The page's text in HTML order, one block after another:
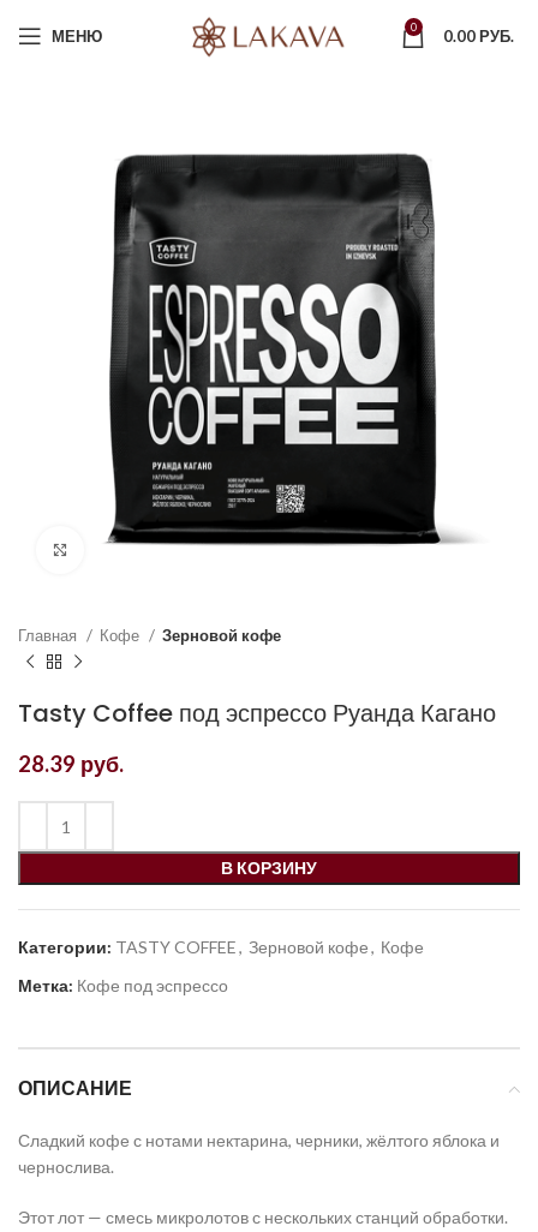
МЕНЮ 0 0.00РУБ.
Увеличить
Главная Кофе Зерновой кофе
Tasty Coffee под эспрессо Руанда Кагано
28.39 руб.
В КОРЗИНУ
Категории: TASTY COFFEE, Зерновой кофе, Кофе
Метка: Кофе под эспрессо
ОПИСАНИЕ
Сладкий кофе с нотами нектарина, черники, жёлтого яблока и
чернослива.
Этот лот — смесь микролотов с нескольких станций обработки.